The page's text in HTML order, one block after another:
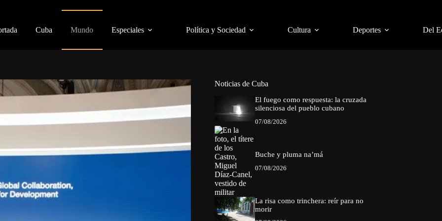
Cuba Mundo Especiales Política y Sociedad Cultura Deportes Del
Noticias de Cuba
El fuego como respuesta: la cruzada
silenciosa del pueblo cubano
07/08/2026
Buche y pluma na’má
07/08/2026
La risa como trinchera: reír para no
morir